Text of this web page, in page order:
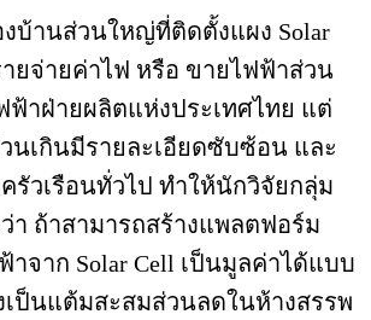
งบ้านส่วนใหญ่ที่ติดตั้งแผง Solar
ยจ่ายค่าไฟ หรือ ขายไฟฟ้าส่วน
ฟ้าฝ่ายผลิตแห่งประเทศไทย แต่
นเกินมีรายละเอียดซับซ้อน และ
รัวเรือนทั่วไป ทำให้นักวิจัยกลุ่ม
า ถ้าสามารถสร้างแพลตฟอร์ม
าจาก Solar Cell เป็นมูลค่าได้แบบ
เป็นแต้มสะสมส่วนลดในห้างสรรพ